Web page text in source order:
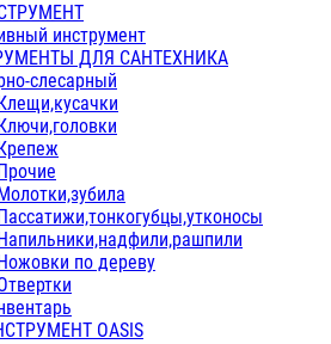
инструмент
ДЛЯ САНТЕХНИКА
слесарный
по дереву
OASIS